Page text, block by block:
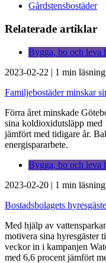
Gårdstensbostäder
Relaterade artiklar
Bygga, bo och leva
2023-02-22 | 1 min läsning
Familjebostäder minskar
Förra året minskade
sina koldioxidutsläpp med
jämfört med tidigare år.
energispararbete.
Bygga, bo och leva
2023-02-20 | 1 min läsning
Bostadsbolagets
Med hjälp av
motivera sina hyresgäster
veckor in i kampanjen
med 6,6 procent jämfört